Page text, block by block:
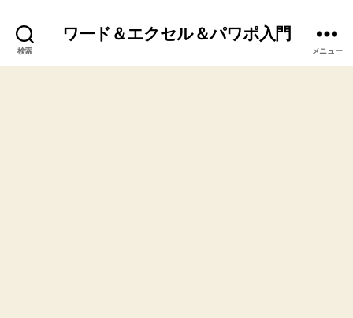
検索
ワード＆エクセル＆パワポ入門
メニュー